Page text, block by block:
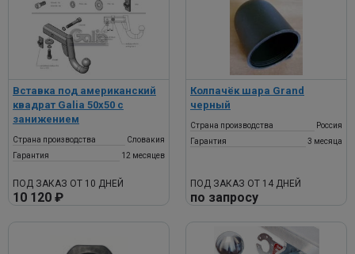
Вставка под американский
квадрат Galia 50x50 с
занижением
Страна производства
Словакия
Гарантия
12 месяцев
ПОД ЗАКАЗ ОТ 10 ДНЕЙ
10 120 ₽
Колпачёк шара ​Grand
черный
Страна производства
Россия
Гарантия
3 месяца
ПОД ЗАКАЗ ОТ 14 ДНЕЙ
по запросу